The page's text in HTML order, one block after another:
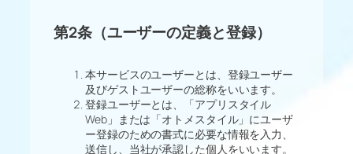
第2条（ユーザーの定義と登録）
本サービスのユーザーとは、登録ユーザー
及びゲストユーザーの総称をいいます。
登録ユーザーとは、「アプリスタイル
Web」または「オトメスタイル」にユーザ
ー登録のための書式に必要な情報を入力、
送信し、当社が承認した個人をいいます。